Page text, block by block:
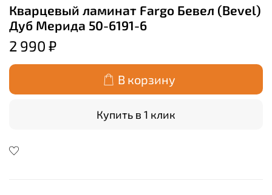
Кварцевый ламинат Fargo Бевел (Bevel)
Дуб Мерида 50-6191-6
2 990 ₽
В корзину
Купить в 1 клик